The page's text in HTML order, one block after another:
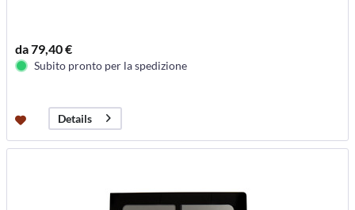
da 79,40 €
Subito pronto per la spedizione
Details